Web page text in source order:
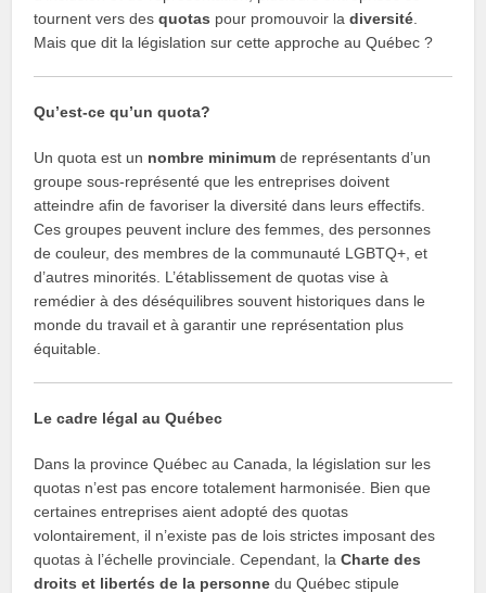
tournent vers desquotas pour promouvoir ladiversité
Mais que dit la législation sur cette approche au Québec ?
Qu’est-ce qu’un quota?
Un quota est un nombre minimum de représentants d’un
groupe sous-représenté que les entreprises doivent
atteindre afin de favoriser la diversité dans leurs effectifs.
Ces groupes peuvent inclure des femmes, des personnes
de couleur, des membres de la communauté LGBTQ+, et
d’autres minorités. L’établissement de quotas vise à
remédier à des déséquilibres souvent historiques dans le
monde du travail et à garantir une représentation plus
équitable.
Le cadre légal au Québec
Dans la province Québec au Canada, la législation sur les
quotas n’est pas encore totalement harmonisée. Bien que
certaines entreprises aient adopté des quotas
volontairement, il n’existe pas de lois strictes imposant des
quotas à l’échelle provinciale. Cependant, laCharte des
droits et libertés de la personne du Québec stipule